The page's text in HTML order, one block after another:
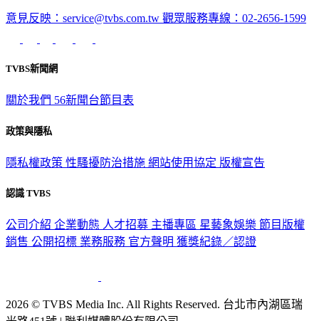
意見反映：service@tvbs.com.tw 觀眾服務專線：02-2656-1599
TVBS新聞網
關於我們 56新聞台節目表
政策與隱私
隱私權政策 性騷擾防治措施 網站使用協定 版權宣告
認識 TVBS
公司介紹 企業動態 人才招募 主播專區 星藝象娛樂 節目版權
銷售 公開招標 業務服務 官方聲明 獲獎紀錄／認證
2026 © TVBS Media Inc. All Rights Reserved. 台北市內湖區瑞